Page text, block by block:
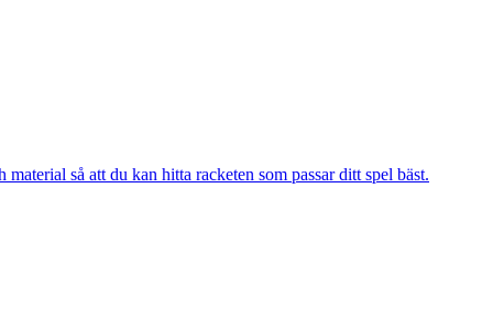
så att du kan hitta racketen som passar ditt spel bäst.